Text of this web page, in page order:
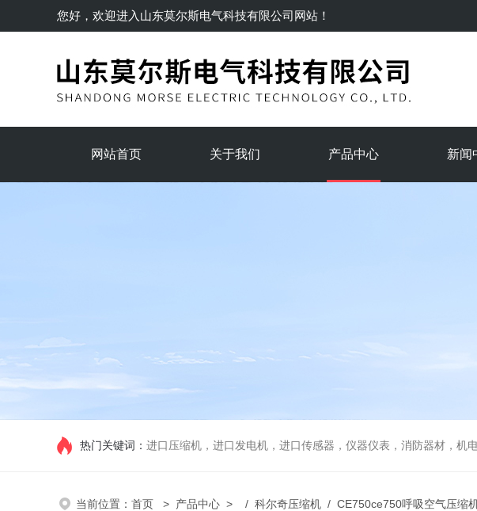
您好，欢迎进入 山东莫尔斯电气科技有限公司网站！
网站首页 关于我们 产品中心 新闻
热门关键词： 进口压缩机，进口发电机，进口传感器，仪器仪表，消防器材，机
当前位置： 首页 > 产品中心 > / 科尔奇压缩机 / CE750ce750呼吸空气压缩